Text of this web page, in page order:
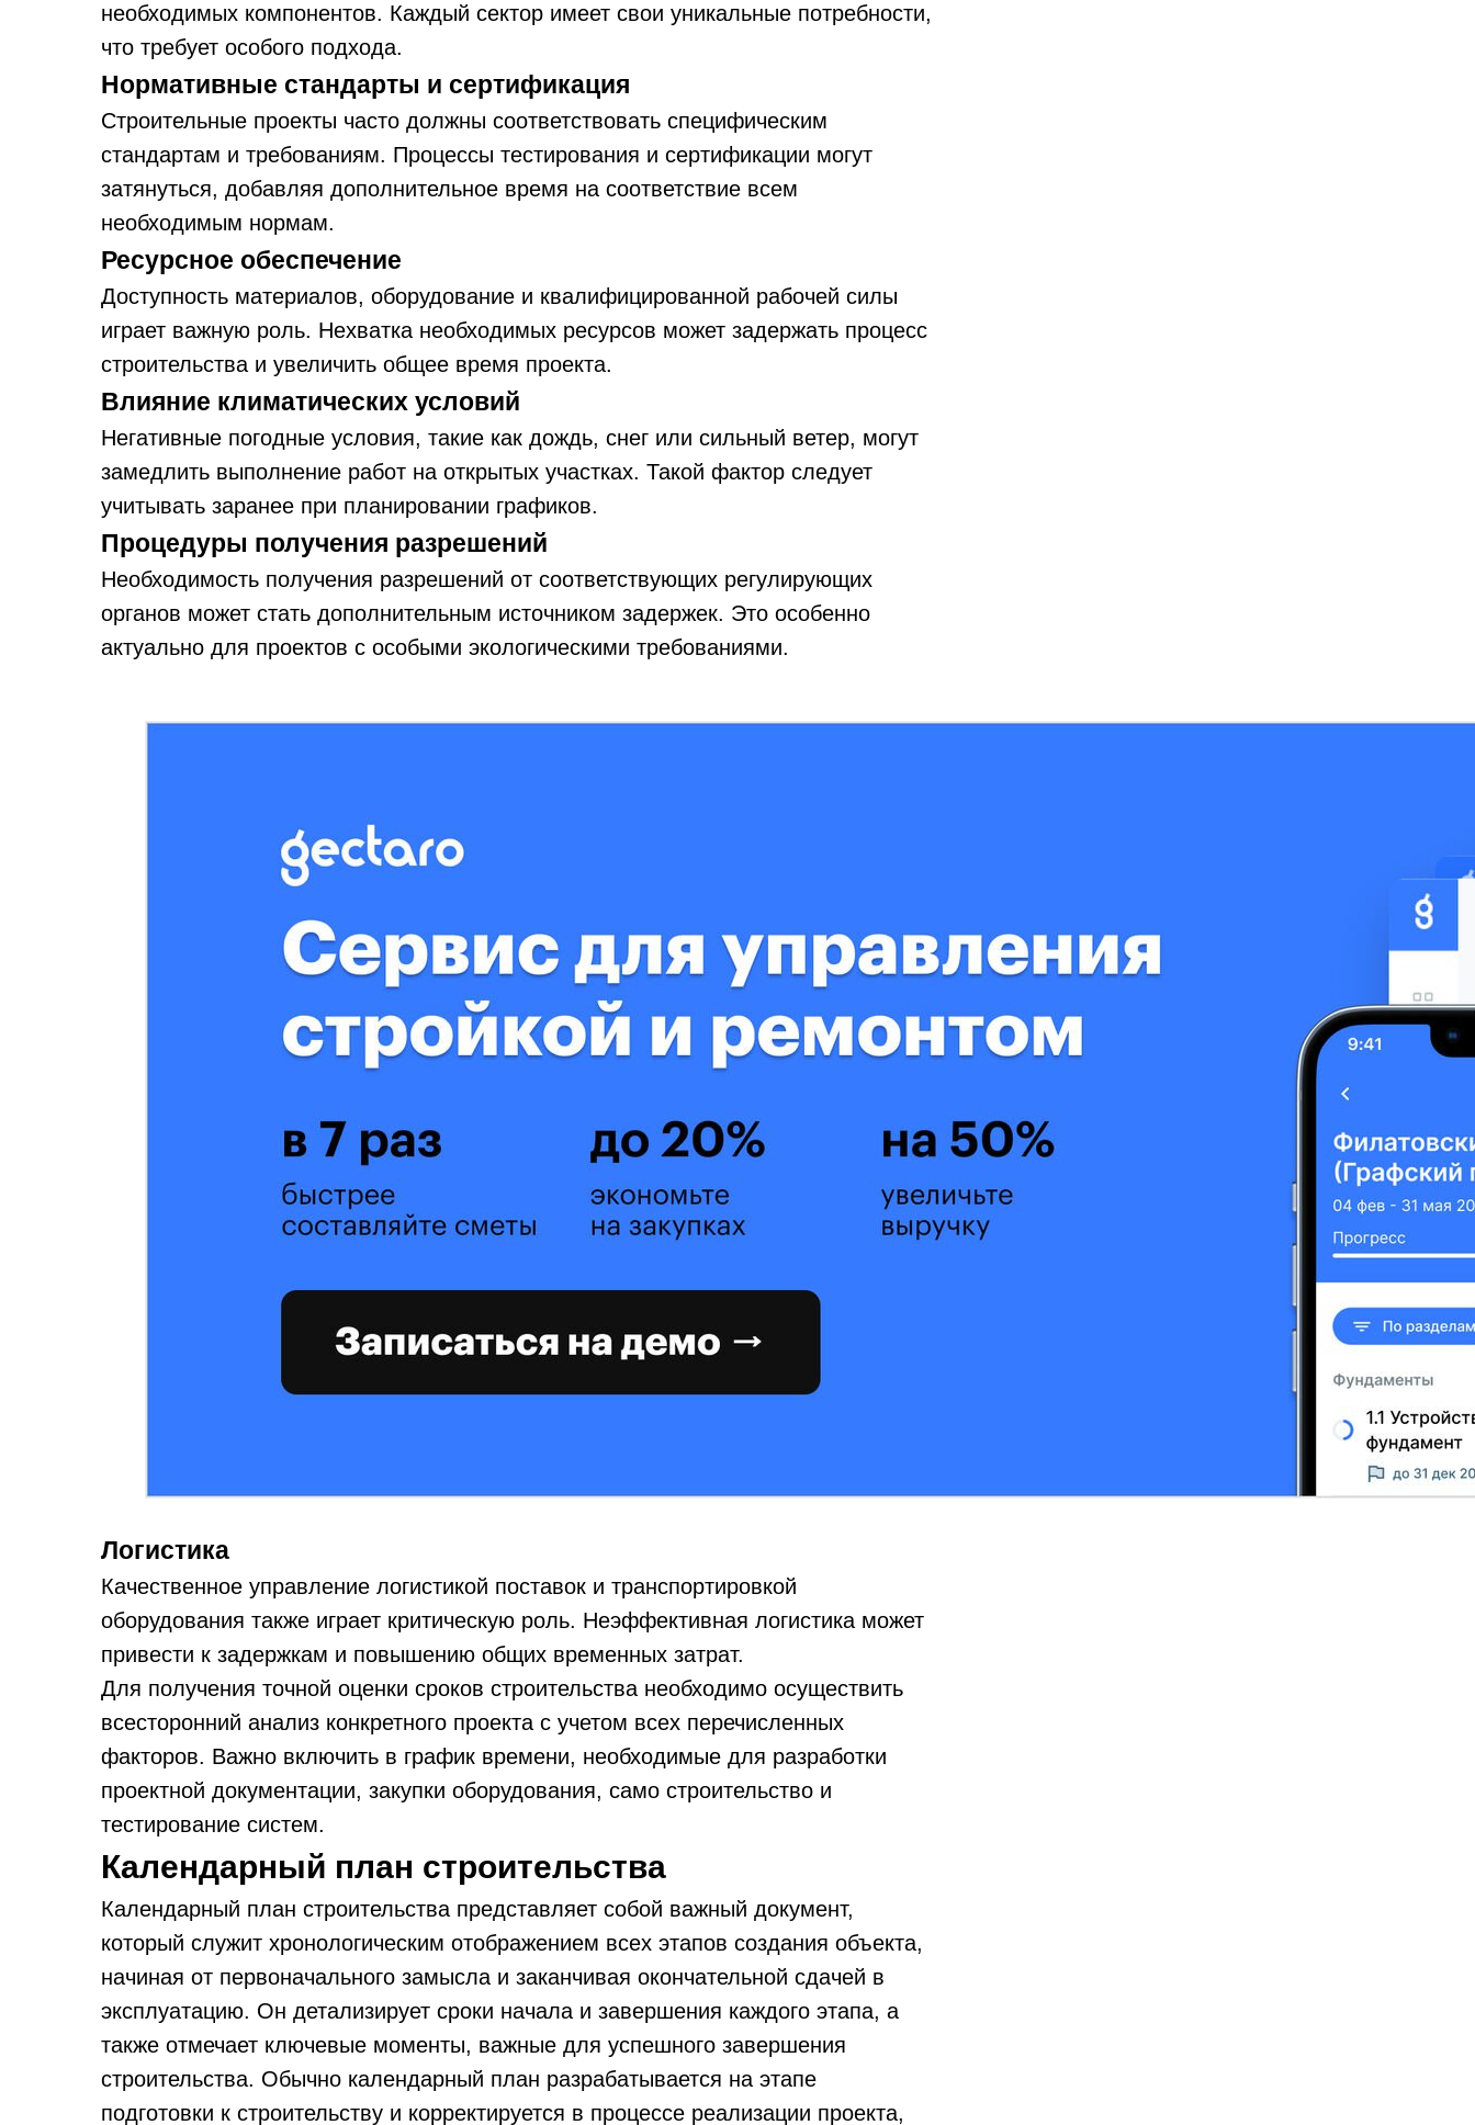
необходимых компонентов. Каждый сектор имеет свои уникальные потребности,
что требует особого подхода.
Нормативные стандарты и сертификация
Строительные проекты часто должны соответствовать специфическим
стандартам и требованиям. Процессы тестирования и сертификации могут
затянуться, добавляя дополнительное время на соответствие всем
необходимым нормам.
Ресурсное обеспечение
Доступность материалов, оборудование и квалифицированной рабочей силы
играет важную роль. Нехватка необходимых ресурсов может задержать процесс
строительства и увеличить общее время проекта.
Влияние климатических условий
Негативные погодные условия, такие как дождь, снег или сильный ветер, могут
замедлить выполнение работ на открытых участках. Такой фактор следует
учитывать заранее при планировании графиков.
Процедуры получения разрешений
Необходимость получения разрешений от соответствующих регулирующих
органов может стать дополнительным источником задержек. Это особенно
актуально для проектов с особыми экологическими требованиями.
Логистика
Качественное управление логистикой поставок и транспортировкой
оборудования также играет критическую роль. Неэффективная логистика может
привести к задержкам и повышению общих временных затрат.
Для получения точной оценки сроков строительства необходимо осуществить
всесторонний анализ конкретного проекта с учетом всех перечисленных
факторов. Важно включить в график времени, необходимые для разработки
проектной документации, закупки оборудования, само строительство и
тестирование систем.
Календарный план строительства
Календарный план строительства представляет собой важный документ,
который служит хронологическим отображением всех этапов создания объекта,
начиная от первоначального замысла и заканчивая окончательной сдачей в
эксплуатацию. Он детализирует сроки начала и завершения каждого этапа, а
также отмечает ключевые моменты, важные для успешного завершения
строительства. Обычно календарный план разрабатывается на этапе
подготовки к строительству и корректируется в процессе реализации проекта,